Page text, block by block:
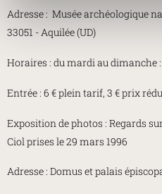
Adresse : Musée archéologique
33051 - Aquilée (UD)
Horaires : du mardi au dimanche :
Entrée : 6 € plein tarif, 3 € prix
Exposition de photos : Regards
Ciol prises le 29 mars 1996
Adresse : Domus et palais